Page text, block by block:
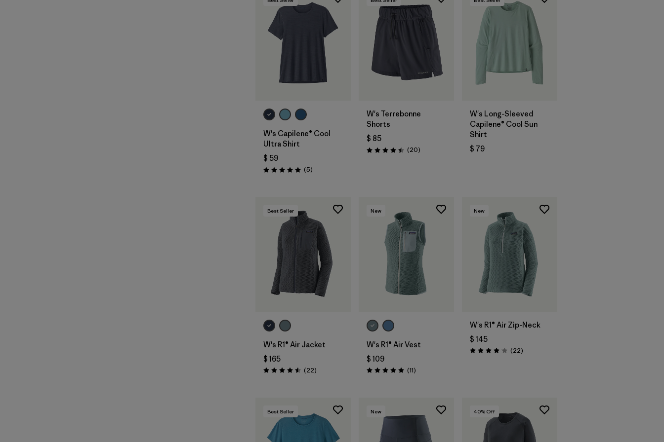
W's Capilene® Cool
Ultra Shirt
$ 59
Valoración: 5.0 / 5
(5Comentarios
)
W's Terrebonne
Shorts
$ 85
Valoración: 4.5 / 5
(20Comentarios
)
W's Long-Sleeved
Capilene® Cool Sun
Shirt
$ 79
Best Seller
W's R1® Air Jacket
$ 165
Valoración: 4.5 / 5
(22Comentarios
)
New
W's R1® Air Vest
$ 109
Valoración: 4.9 / 5
(11Comentarios
)
New
W's R1® Air Zip-Neck
$ 145
Valoración: 4.0 / 5
(22Comentarios
)
Best Seller New 40% Off